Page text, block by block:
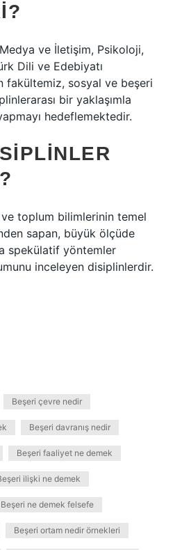
ve İletişim, Psikoloji,
Dili ve Edebiyatı
fakültemiz, sosyal ve beşeri
bir yaklaşımla
hedeflemektedir.
toplum bilimlerinin temel
sapan, büyük ölçüde
spekülatif yöntemler
inceleyen disiplinlerdir.
Beşeri çevre nedir
Beşeri davranış nedir
Beşeri faaliyet ne demek
ilişki ne demek
Beşeri ne demek felsefe
Beşeri ortam nedir örnekleri